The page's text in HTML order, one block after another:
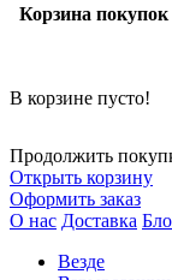
Корзина покупок
В корзине пусто!
Продолжить
Открыть корзину
Оформить заказ
О нас Доставка
Везде